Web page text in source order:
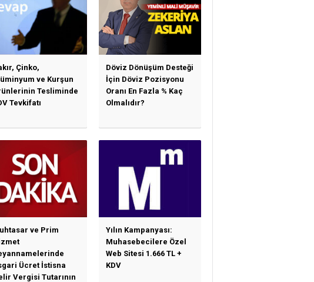
Çinko,
ve Kurşun
Tesliminde
Tevkifatı
Döviz Dönüşüm Desteği
İçin Döviz Pozisyonu
Oranı En Fazla % Kaç
Olmalıdır?
ve Prim
Ücret İstisna
Vergisi Tutarının
Yılın Kampanyası:
Muhasebecilere Özel
Web Sitesi 1.666 TL +
KDV